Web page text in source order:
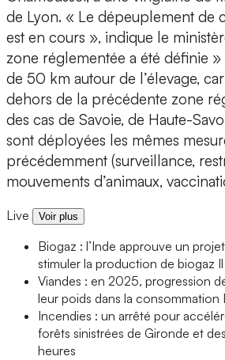
de Lyon. « Le dépeuplement de
est en cours », indique le
zone réglementée a été définie
de 50 km autour de l’élevage,
dehors de la précédente zone
des cas de Savoie, de Haute-
sont déployées les mêmes
précédemment (surveillance,
mouvements d’animaux,
Live Voir plus
Biogaz : l’Inde approuve un
stimuler la production de biogaz
Viandes : en 2025, progression
leur poids dans la consommation
Incendies : un arrêté pour
forêts sinistrées de Gironde et
heures